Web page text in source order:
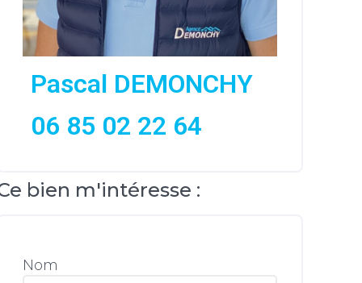
Pascal DEMONCHY
06 85 02 22 64
bien m'intéresse :
Nom